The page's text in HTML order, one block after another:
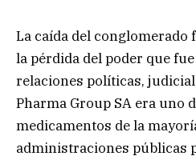
La caída del
la pérdida del poder que
relaciones políticas,
Pharma Group SA era uno
medicamentos de la
administraciones públicas